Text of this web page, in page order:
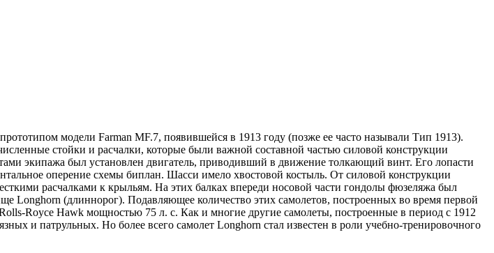
модели Farman MF.7, появившейся в 1913 году (позже ее часто называли Тип 1913).
стойки и расчалки, которые были важной составной частью силовой конструкции
экипажа был установлен двигатель, приводивший в движение толкающий винт. Его лопасти
оперение схемы биплан. Шасси имело хвостовой костыль. От силовой конструкции
расчалками к крыльям. На этих балках впереди носовой части гондолы фюзеляжа был
Longhorn (длиннорог). Подавляющее количество этих самолетов, построенных во время первой
Royce Hawk мощностью 75 л. с. Как и многие другие самолеты, построенные в период с 1912
и патрульных. Но более всего самолет Longhorn стал известен в роли учебно-тренировочного